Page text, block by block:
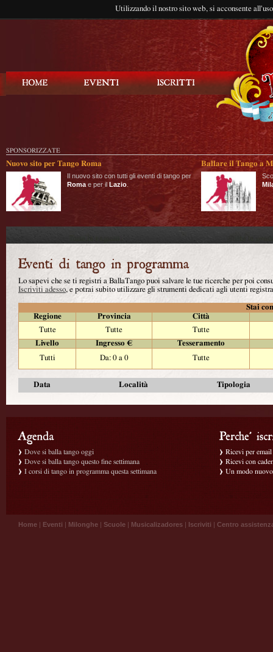
Utilizzando il nostro sito web, si acconsente
SPONSORIZZATE
Nuovo sito per Tango Roma
Il nuovo sito con tutti gli eventi di tango per
Roma e per il Lazio
Ballare il Tango a
Lo sapevi che se ti registri a BallaTango puoi salvare le tue ricerche per poi
Iscriviti adesso, e potrai subito utilizzare gli strumenti dedicati agli utenti
Stai
Regione
Provincia
Città
Tutte
Tutte
Tutte
Livello
Ingresso €
Tesseramento
Tutti
Da: 0 a 0 Tutte
Data Località Tipologia
Dove si balla tango oggi
Dove si balla tango questo fine settimana
I corsi di tango in programma questa settimana
Ricevi per
Ricevi con
Un modo
Home | Eventi | Milonghe | Scuole | Musicalizadores | Iscriviti | Centro